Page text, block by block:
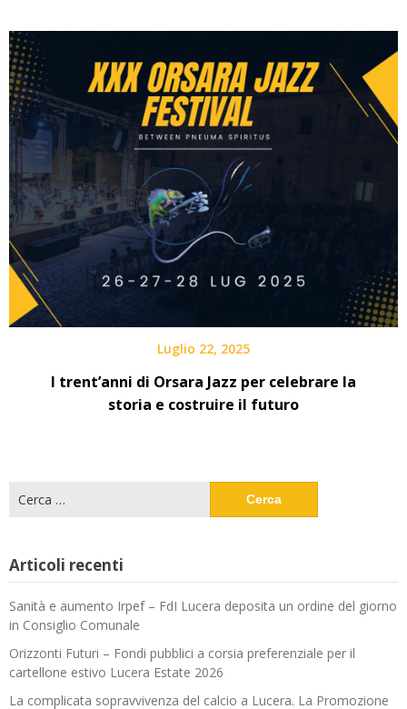
Luglio 22, 2025
I trent’anni di Orsara Jazz per celebrare la
storia e costruire il futuro
per:
Articoli recenti
Sanità e aumento Irpef – FdI Lucera deposita un ordine del giorno
in Consiglio Comunale
Orizzonti Futuri – Fondi pubblici a corsia preferenziale per il
cartellone estivo Lucera Estate 2026
La complicata sopravvivenza del calcio a Lucera. La Promozione